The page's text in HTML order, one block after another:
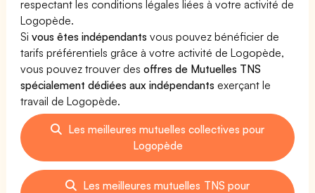
respectant les conditions légales liées à votre activité de
Logopède.
Sivous êtes indépendants vous pouvez bénéficier de
tarifs préférentiels grâce à votre activité de Logopède,
vous pouvez trouver desoffres de Mutuelles TNS
spécialement dédiées aux indépendants exerçant le
travail de Logopède.
Les meilleures mutuelles collectives pour
Logopède
Les meilleures mutuelles TNS pour